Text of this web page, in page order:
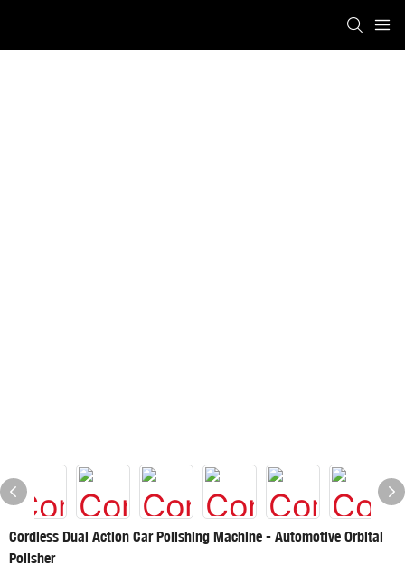
Cordless Dual Action Car Polishing Machine - Automotive Orbital
Polisher